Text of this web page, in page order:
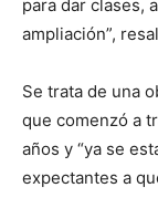
para dar clases,
ampliación”,
Se trata de una
que comenzó a
años y “ya se
expectantes a